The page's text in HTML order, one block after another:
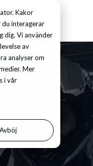
Kakor
du interagerar
dig. Vi använder
av
analyser om
Mer
i vår
Avböj